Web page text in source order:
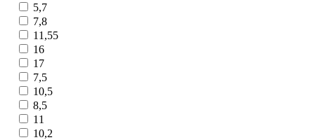
5,7
7,8
11,55
16
17
7,5
10,5
8,5
11
10,2